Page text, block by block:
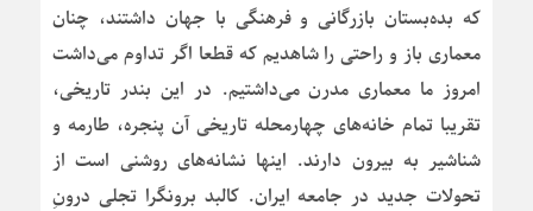
که بده‌بستان بازرگانی و فرهنگی با جهان داشتند، چنان
معماری باز و راحتی را شاهدیم که قطعا اگر تداوم می‌داشت
امروز ما معماری مدرن می‌داشتیم. در این بندر تاریخی،
تقریبا تمام خانه‌های چهارمحله تاریخی آن پنجره، طارمه و
شناشیر به بیرون دارند. اینها نشانه‌های روشنی است از
تحولات جدید در جامعه ایران. کالبد برونگرا تجلی درونِ